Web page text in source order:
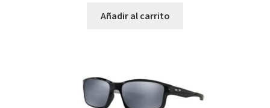
Añadir al carrito